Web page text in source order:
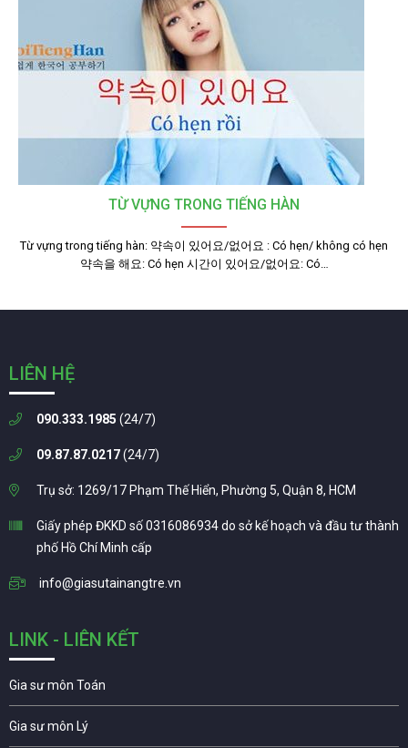
TỪ VỰNG TRONG TIẾNG HÀN
Từ vựng trong tiếng hàn: 약속이 있어요/없어요 : Có hẹn/ không có hẹn
약속을 해요: Có hẹn 시간이 있어요/없어요: Có…
LIÊN HỆ
090.333.1985 (24/7)
09.87.87.0217(24/7)
Trụ sở: 1269/17 Phạm Thế Hiển, Phường 5, Quận 8, HCM
Giấy phép ĐKKD số 0316086934 do sở kế hoạch và đầu tư thành
phố Hồ Chí Minh cấp
info@giasutainangtre.vn
LINK - LIÊN KẾT
Gia sư môn Toán
Gia sư môn Lý